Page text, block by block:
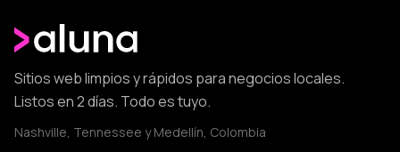
Sitios web limpios y rápidos para negocios locales.
Listos en 2 días. Todo es tuyo.
Nashville, Tennessee y Medellín, Colombia